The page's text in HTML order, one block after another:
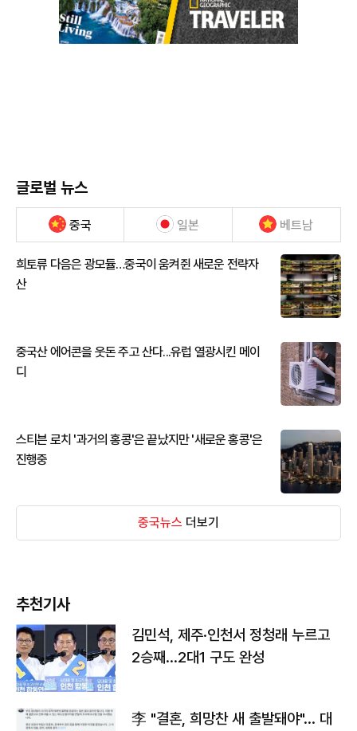
글로벌 뉴스
중국 일본 베트남
희토류 다음은 광모듈…중국이 움켜쥔 새로운 전략자
산
중국산 에어콘을 웃돈 주고 산다...유럽 열광시킨 메이
디
스티븐 로치 '과거의 홍콩'은 끝났지만 '새로운 홍콩'은
진행중
중국뉴스 더보기
추천기사
김민석, 제주·인천서 정청래 누르고
2승째…2대1 구도 완성
李 "결혼, 희망찬 새 출발돼야"… 대